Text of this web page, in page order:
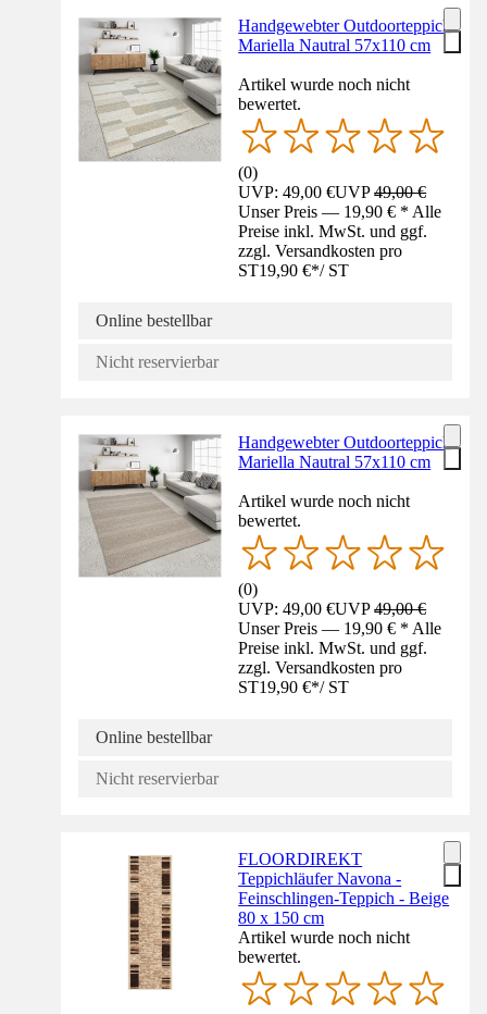
Handgewebter Outdoorteppich
Mariella Nautral 57x110 cm
Artikel wurde noch nicht
bewertet.
(0)
UVP: 49,00 €UVP49,00 €
Unser Preis — 19,90 € * Alle
Preise inkl. MwSt. und ggf.
zzgl. Versandkosten pro
ST19,90 €*/ ST
Online bestellbar
Nicht reservierbar
Handgewebter Outdoorteppich
Mariella Nautral 57x110 cm
Artikel wurde noch nicht
bewertet.
(0)
UVP: 49,00 €UVP49,00 €
Unser Preis — 19,90 € * Alle
Preise inkl. MwSt. und ggf.
zzgl. Versandkosten pro
ST19,90 €*/ ST
Online bestellbar
Nicht reservierbar
FLOORDIREKT
Teppichläufer Navona -
Feinschlingen-Teppich - Beige
80 x 150 cm
Artikel wurde noch nicht
bewertet.